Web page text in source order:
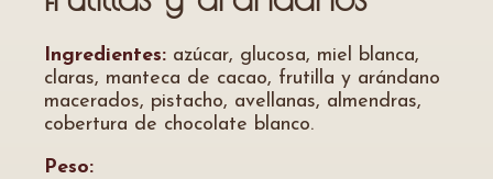
Ingredientes: azúcar, glucosa, miel blanca,
claras, manteca de cacao, frutilla y arándano
macerados, pistacho, avellanas, almendras,
cobertura de chocolate blanco.
Peso: